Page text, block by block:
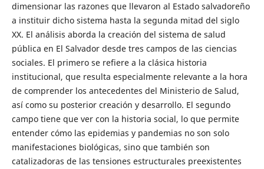
dimensionar las razones que llevaron al Estado salvadoreño
a instituir dicho sistema hasta la segunda mitad del siglo
XX. El análisis aborda la creación del sistema de salud
pública en El Salvador desde tres campos de las ciencias
sociales. El primero se refiere a la clásica historia
institucional, que resulta especialmente relevante a la hora
de comprender los antecedentes del Ministerio de Salud,
así como su posterior creación y desarrollo. El segundo
campo tiene que ver con la historia social, lo que permite
entender cómo las epidemias y pandemias no son solo
manifestaciones biológicas, sino que también son
catalizadoras de las tensiones estructurales preexistentes